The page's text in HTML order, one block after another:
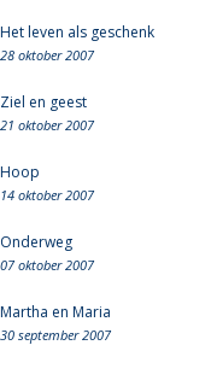
Het leven als geschenk
28 oktober 2007
Ziel en geest
21 oktober 2007
Hoop
14 oktober 2007
Onderweg
07 oktober 2007
Martha en Maria
30 september 2007